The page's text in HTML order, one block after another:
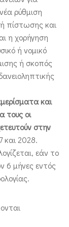
ρύθμιση
πίστωσης και
η χορήγηση
ή νομικό
ή σκοπός
και
τους οι
στην
και 2028.
εάν το
6 μήνες εντός